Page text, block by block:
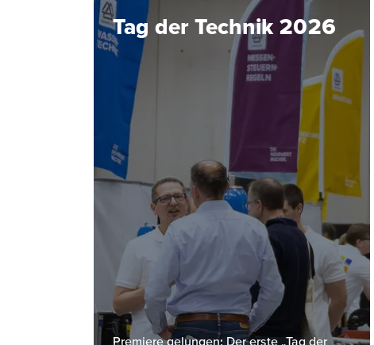
Tag der Technik 2026
Premiere gelungen: Der erste „Tag der